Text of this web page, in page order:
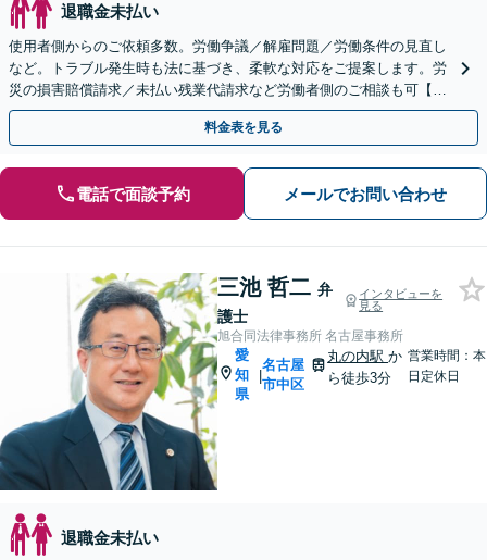
退職金未払い
使用者側からのご依頼多数。労働争議／解雇問題／労働条件の見直し
など。トラブル発生時も法に基づき、柔軟な対応をご提案します。労
災の損害賠償請求／未払い残業代請求など労働者側のご相談も可【休
日対応可能】【電話・WEB面談】
料金表を見る
電話で面談予約 メールでお問い合わせ
三池 哲二 弁
護士
インタビューを
見る
旭合同法律事務所 名古屋事務所
愛
知
県
|
名古屋
市中区
丸の内駅か
ら徒歩3分
営業時間：本
日定休日
退職金未払い